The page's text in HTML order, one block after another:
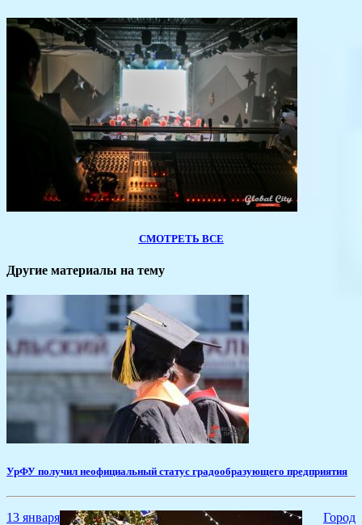
СМОТРЕТЬ ВСЕ
Другие материалы на тему
УрФУ получил неофициальный статус градообразующего предприятия
13 января Город